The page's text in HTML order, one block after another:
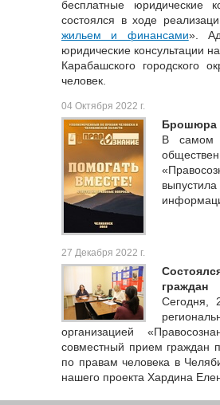
бесплатные юридические
состоялся в ходе
жильем и финансами».
юридические консультации
Карабашского городского
человек.
04 Октября 2022 г.
Брошюра
В самом
27 Декабря 2022 г.
граждан
Сегодня,
организацией
совместный прием граждан
по правам человека в
нашего проекта Хардина